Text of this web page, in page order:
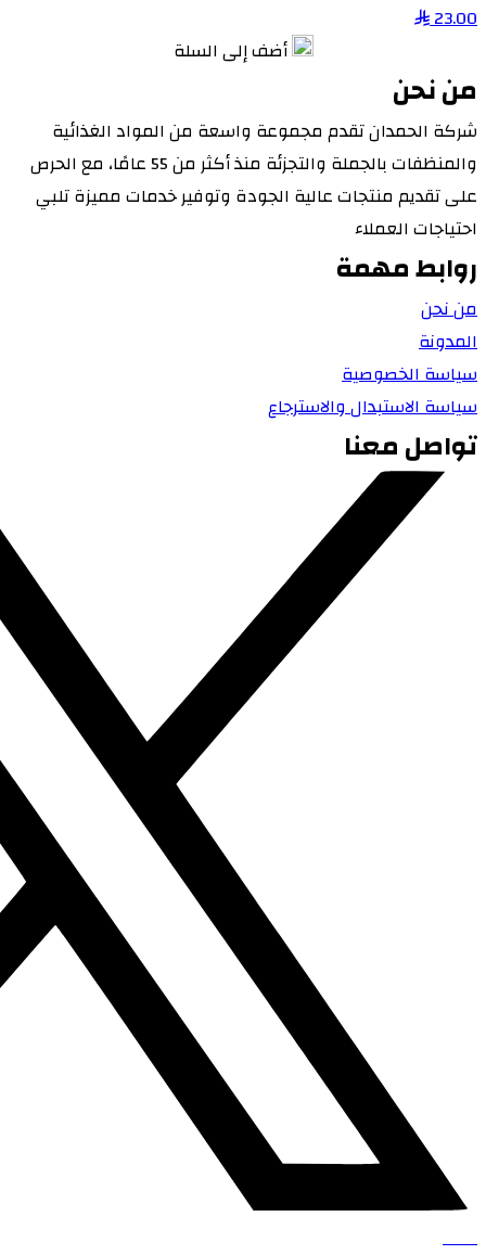
23.00
أضف إلى السلة
من نحن
شركة الحمدان تقدم مجموعة واسعة من المواد الغذائية
والمنظفات بالجملة والتجزئة منذ أكثر من 55 عامًا، مع الحرص
على تقديم منتجات عالية الجودة وتوفير خدمات مميزة تلبي
احتياجات العملاء
روابط مهمة
من نحن
المدونة
سياسة الخصوصية
سياسة الاستبدال والاسترجاع
تواصل معنا